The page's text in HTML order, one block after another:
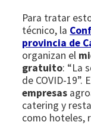
Para tratar
técnico, la
provincia de
organizan el
gratuito: “La
de COVID-19”.
empresas
catering y
como hoteles,